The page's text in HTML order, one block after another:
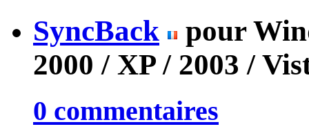
SyncBack
pour
2000 / XP / 2003 /
0 commentaires